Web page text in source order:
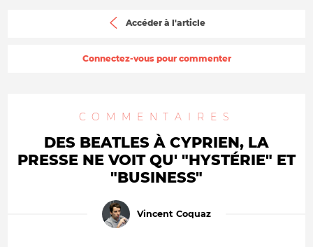
Accéder à l'article
Connectez-vous pour commenter
COMMENTAIRES
DES BEATLES À CYPRIEN, LA
PRESSE NE VOIT QU' "HYSTÉRIE" ET
"BUSINESS"
Vincent Coquaz